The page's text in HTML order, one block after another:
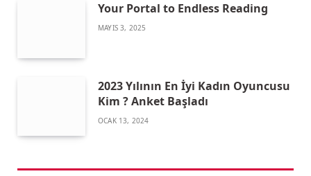
Your Portal to Endless Reading
MAYIS 3, 2025
2023 Yılının En İyi Kadın Oyuncusu
Kim ? Anket Başladı
OCAK 13, 2024